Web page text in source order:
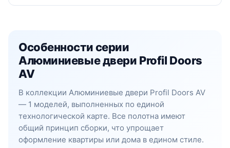
Особенности серии
Алюминиевые двери Profil Doors
AV
В коллекции Алюминиевые двери Profil Doors AV
— 1 моделей, выполненных по единой
технологической карте. Все полотна имеют
общий принцип сборки, что упрощает
оформление квартиры или дома в едином стиле.